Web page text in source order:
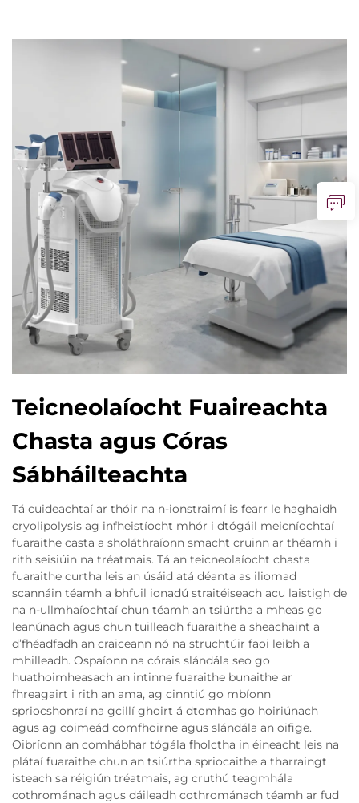
Teicneolaíocht Fuaireachta
Chasta agus Córas
Sábháilteachta
Tá cuideachtaí ar thóir na n-ionstraimí is fearr le haghaidh
cryolipolysis ag infheistíocht mhór i dtógáil meicníochtaí
fuaraithe casta a sholáthraíonn smacht cruinn ar théamh i
rith seisiúin na tréatmais. Tá an teicneolaíocht chasta
fuaraithe curtha leis an úsáid atá déanta as iliomad
scannáin téamh a bhfuil ionadú straitéiseach acu laistigh de
na n-ullmhaíochtaí chun téamh an tsiúrtha a mheas go
leanúnach agus chun tuilleadh fuaraithe a sheachaint a
d’fhéadfadh an craiceann nó na struchtúir faoi leibh a
mhilleadh. Ospaíonn na córais slándála seo go
huathoimheasach an intinne fuaraithe bunaithe ar
fhreagairt i rith an ama, ag cinntiú go mbíonn
spriocshonraí na gcillí ghoirt á dtomhas go hoiriúnach
agus ag coimeád comfhoirne agus slándála an oifige.
Oibríonn an comhábhar tógála fholctha in éineacht leis na
plátaí fuaraithe chun an tsiúrtha spriocaithe a tharraingt
isteach sa réigiún tréatmais, ag cruthú teagmhála
cothrománach agus dáileadh cothrománach téamh ar fud